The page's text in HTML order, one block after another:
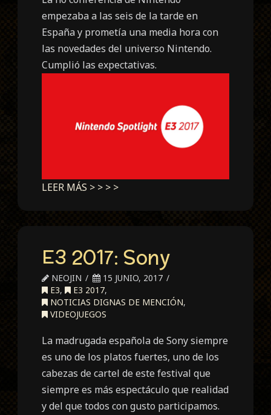
empezaba a las seis de la tarde en
España y prometía una media hora con
las novedades del universo Nintendo.
Cumplió las expectativas.
LEER MÁS > > > >
E3 2017: Sony
NEOJIN
15 JUNIO, 2017
E3, E3 2017,
NOTICIAS DIGNAS DE MENCIÓN,
VIDEOJUEGOS
La madrugada española de Sony siempre
es uno de los platos fuertes, uno de los
cabezas de cartel de este festival que
siempre es más espectáculo que realidad
y del que todos con gusto participamos.